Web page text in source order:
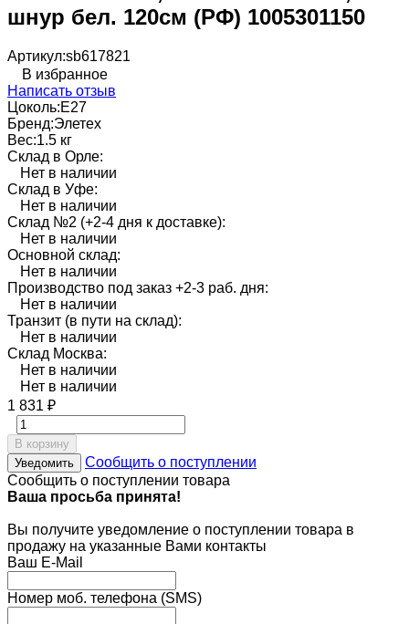
шнур бел. 120см (РФ) 1005301150
Артикул:sb617821
В избранное
Написать отзыв
Цоколь:E27
Бренд:Элетех
Вес:1.5 кг
Склад в Орле:
Нет в наличии
Склад в Уфе:
Нет в наличии
Склад №2 (+2-4 дня к доставке):
Нет в наличии
Основной склад:
Нет в наличии
Производство под заказ +2-3 раб. дня:
Нет в наличии
Транзит (в пути на склад):
Нет в наличии
Склад Москва:
Нет в наличии
Нет в наличии
1 831 ₽
В корзину
Уведомить
Сообщить о поступлении
Сообщить о поступлении товара
Ваша просьба принята!
Вы получите уведомление о поступлении товара в
продажу на указанные Вами контакты
Ваш E-Mail
Номер моб. телефона (SMS)